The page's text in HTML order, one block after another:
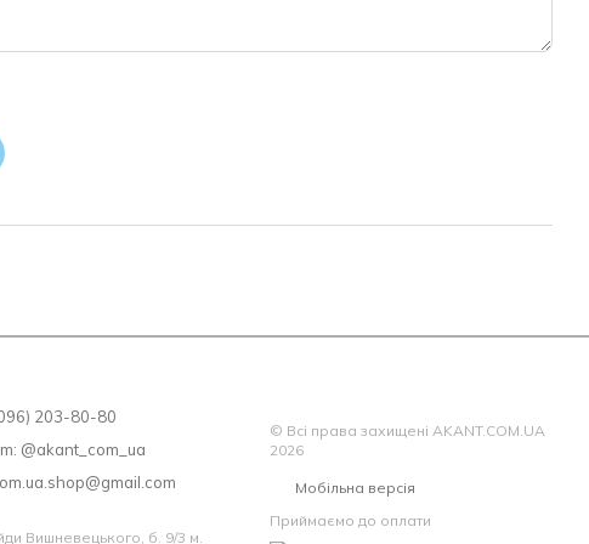
матраца – не розпаковуйте його, оскільки після зняття
матрац вважається таким, який був у використанні та
203-80-80
@akant_com_ua
Вишневецького, б. 9/3 м.
© Всі права захищені AKANT.COM.UA
2026
Мобільна версія
Приймаємо до оплати